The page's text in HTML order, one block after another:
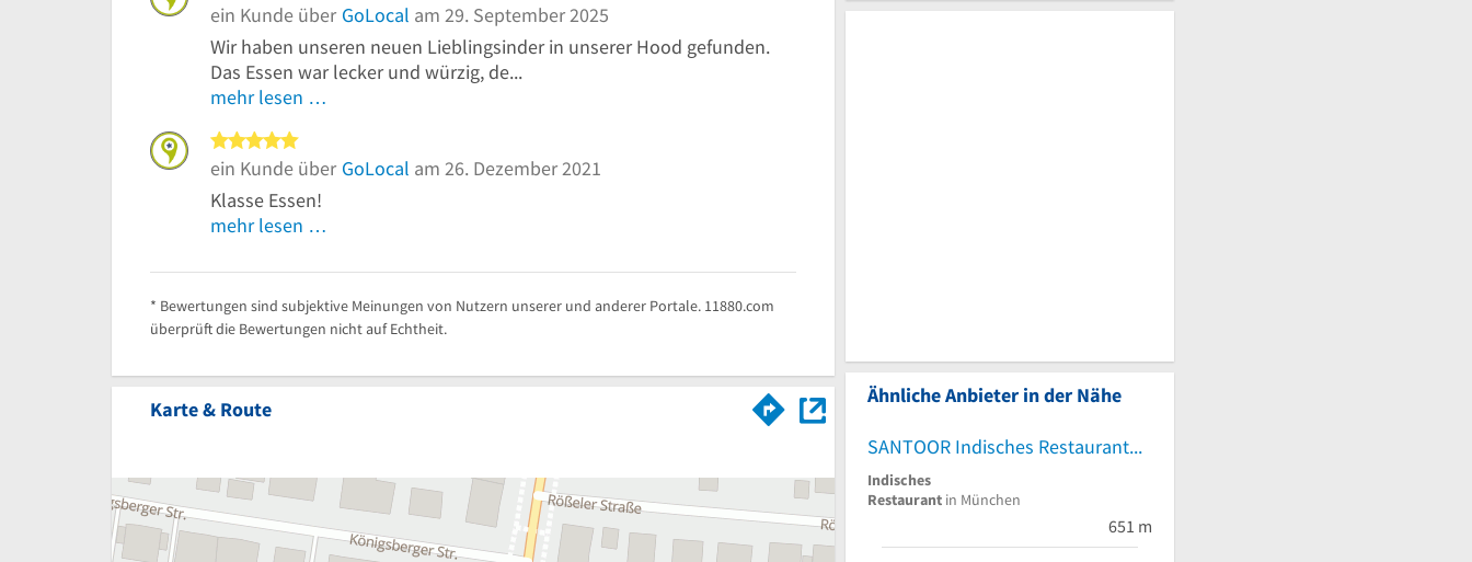
ein Kunde über GoLocal am 29. September 2025
Wir haben unseren neuen Lieblingsinder in unserer Hood gefunden.
Das Essen war lecker und würzig, de...
mehr lesen …
ein Kunde über GoLocal am 26. Dezember 2021
Klasse Essen!
mehr lesen …
* Bewertungen sind subjektive Meinungen von Nutzern unserer und anderer Portale. 11880.com
überprüft die Bewertungen nicht auf Echtheit.
Karte & Route
Ähnliche Anbieter in der Nähe
SANTOOR Indisches Restaurant
Indisches
Restaurant in München
651 m